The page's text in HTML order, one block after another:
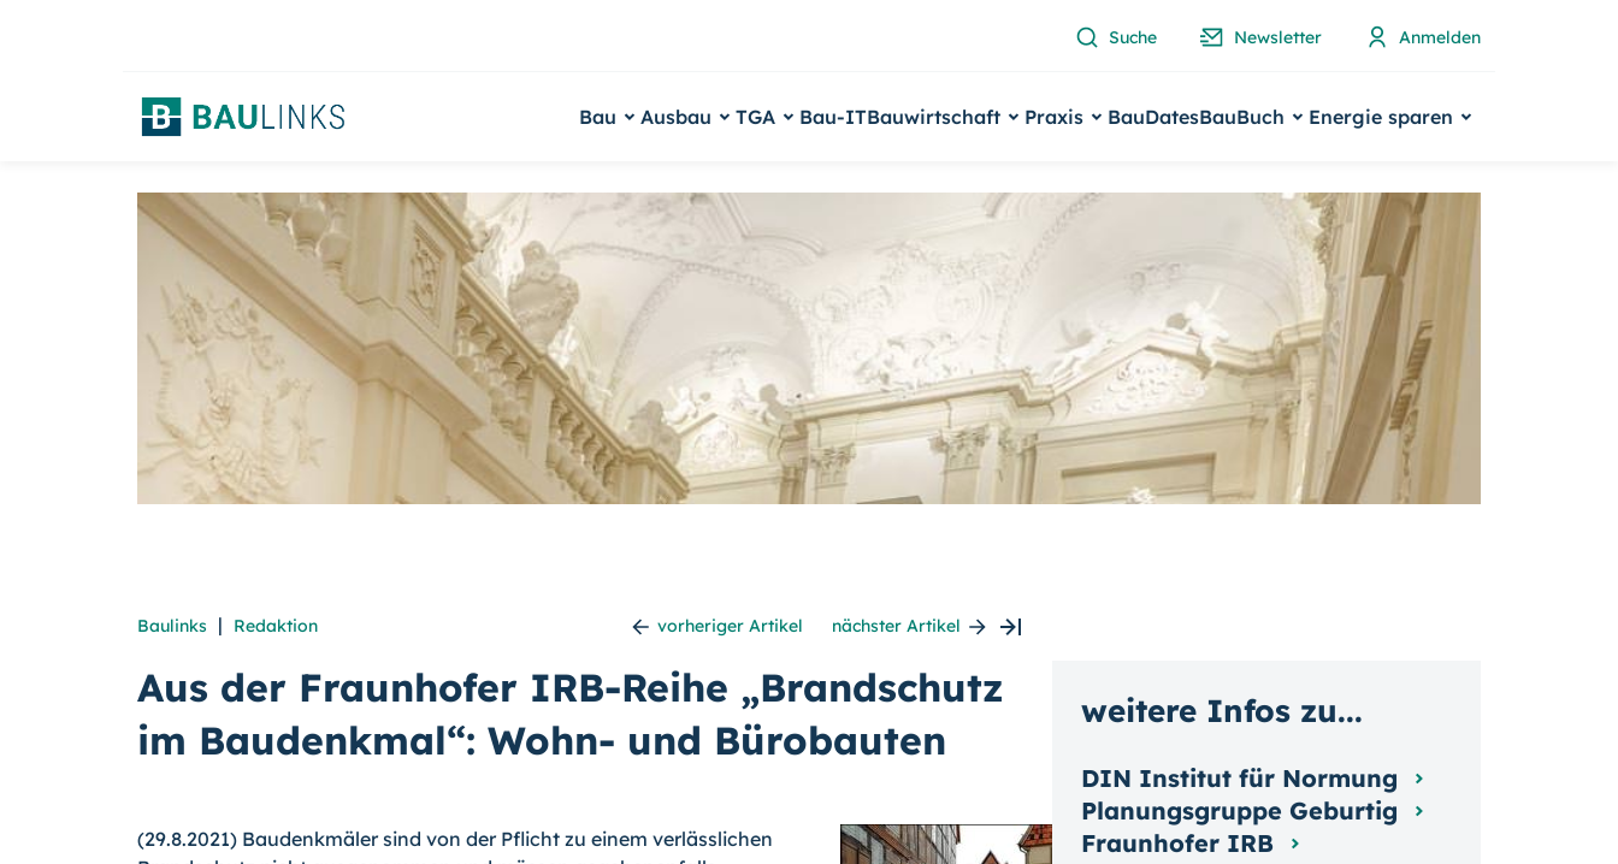
Suche Newsletter Anmelden
Bau Ausbau TGA Bau-ITBauwirtschaft Praxis BauDatesBauBuch Energie sparen
Baulinks | Redaktion vorheriger Artikel nächster Artikel
Aus der Fraunhofer IRB-Reihe „Brandschutz
im Baudenkmal“: Wohn- und Bürobauten
(29.8.2021) Baudenkmäler sind von der Pflicht zu einem verlässlichen
weitere Infos zu...
DIN Institut für Normung
Planungsgruppe Geburtig
Fraunhofer IRB